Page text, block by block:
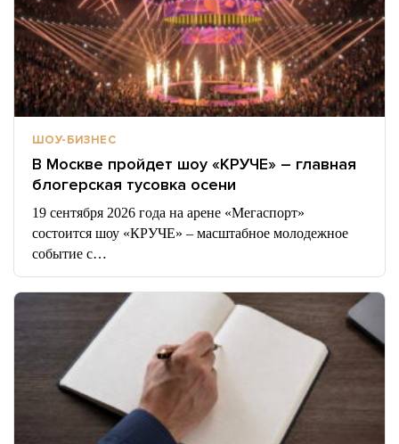
ШОУ-БИЗНЕС
В Москве пройдет шоу «КРУЧЕ» – главная
блогерская тусовка осени
19 сентября 2026 года на арене «Мегаспорт»
состоится шоу «КРУЧЕ» – масштабное молодежное
событие с…